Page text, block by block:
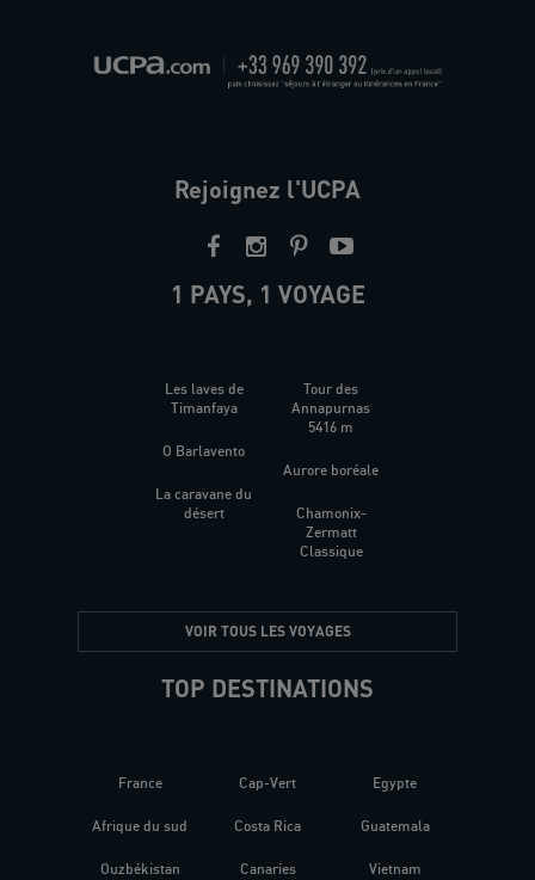
Rejoignez l'UCPA
1 PAYS, 1 VOYAGE
Les laves de
Timanfaya
O Barlavento
La caravane du
désert
Tour des
Annapurnas
5416 m
Aurore boréale
Chamonix-
Zermatt
Classique
VOIR TOUS LES VOYAGES
TOP DESTINATIONS
France
Afrique du sud
Ouzbékistan
Cap-Vert
Costa Rica
Canaries
Egypte
Guatemala
Vietnam